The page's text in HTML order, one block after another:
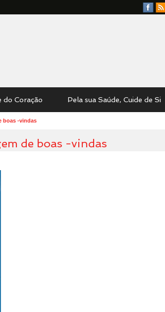
Facebook
RSS
do Coração Pela sua Saúde, Cuide de Si
boas -vindas
de boas -vindas